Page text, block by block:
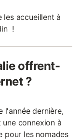
les accueillent à
!
offrent-
?
l'année dernière,
connexion à
pour les nomades